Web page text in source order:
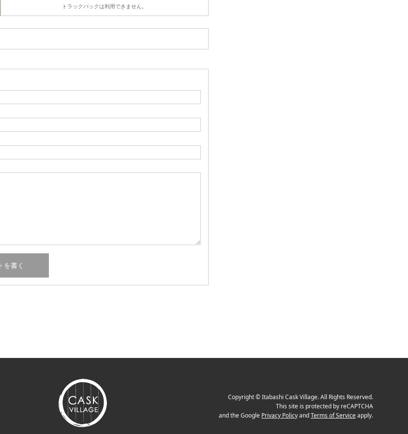
トラックバックは利用できません。
Copyright©Itabashi Cask Village. All Rights Reserved.
This site is protected by reCAPTCHA
and the Google Privacy PolicyandTerms of Serviceapply.